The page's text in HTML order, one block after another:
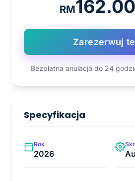
RM162.00
Zarezerwuj
Bezplatna anulacja do 24
Specyfikacja
Rok
2026